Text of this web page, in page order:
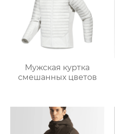
Мужская куртка
смешанных цветов